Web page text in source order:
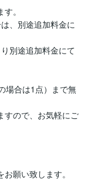
。
、別途追加料金に
別途追加料金にて
場合は1点）まで無
すので、お気軽にご
願い致します。